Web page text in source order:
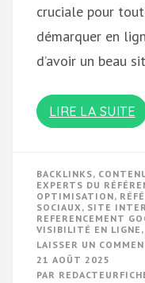
cruciale pour
démarquer en
d’avoir un beau
LIRE LA SUITE
BACKLINKS,
EXPERTS DU
OPTIMISATION,
SOCIAUX , SITE
REFERENCEMENT
VISIBILITÉ EN LIGNE ,
LAISSER UN
21 AOÛT 2025
PAR